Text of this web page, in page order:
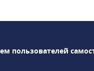
и др. В
томография,
пользователей